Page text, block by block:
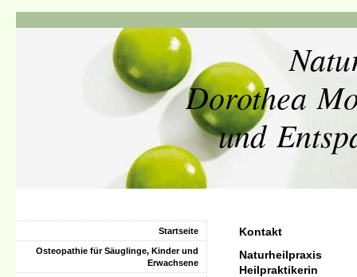
Dorothea
und
Kontakt
Naturheilpraxis
Heilpraktikerin
Startseite
Osteopathie für Säuglinge, Kinder und
Erwachsene